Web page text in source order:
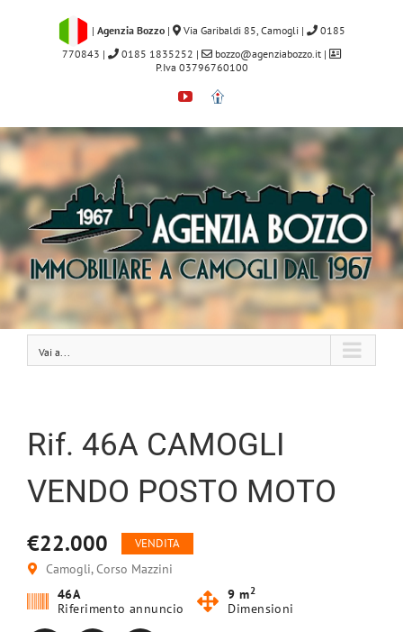
| Agenzia Bozzo | Via Garibaldi 85, Camogli |
0185
770843 | 0185 1835252 | bozzo@agenziabozzo.it|
P.Iva 03796760100
YouTube
Immobiliare.it
Vai a...
Rif. 46A CAMOGLI
VENDO POSTO MOTO
€22.000 VENDITA
Camogli, Corso Mazzini
46A
Riferimento annuncio
9 m2
Dimensioni